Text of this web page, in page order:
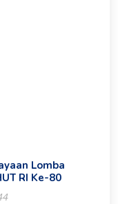
Lomba
RI Ke-80